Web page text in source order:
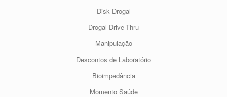
Disk Drogal
Drogal Drive-Thru
Manipulação
Descontos de Laboratório
Bioimpedância
Momento Saúde